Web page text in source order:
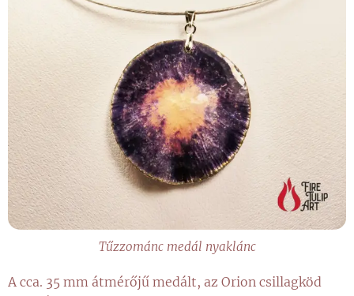
Tűzzománc medál nyaklánc
A cca. 35 mm átmérőjű medált, az Orion csillagköd